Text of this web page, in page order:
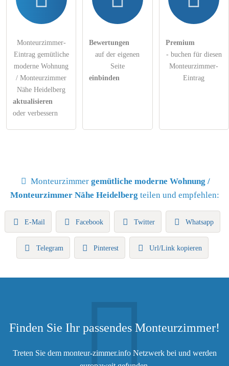
Monteurzimmer-
Eintrag gemütliche
moderne Wohnung
/ Monteurzimmer
Nähe Heidelberg
aktualisieren
oder verbessern
Bewertungen
auf der eigenen
Seite
einbinden
Premium
- buchen für diesen
Monteurzimmer-
Eintrag
Monteurzimmer gemütliche moderne Wohnung /
Monteurzimmer Nähe Heidelberg teilen und empfehlen:
E-Mail Facebook Twitter Whatsapp
Telegram Pinterest Url/Link kopieren
Finden Sie Ihr passendes Monteurzimmer!
Treten Sie dem monteur-zimmer.info Netzwerk bei und werden